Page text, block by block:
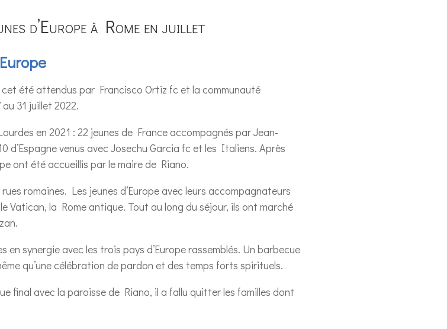
d’Europe à Rome en juillet
cet été attendus par Francisco Ortiz fc et la communauté
31 juillet 2022.
en 2021 : 22 jeunes de France accompagnés par Jean-
d’Espagne venus avec Josechu Garcia fc et les Italiens. Après
ont été accueillis par le maire de Riano.
romaines. Les jeunes d’Europe avec leurs accompagnateurs
Vatican, la Rome antique. Tout au long du séjour, ils ont marché
synergie avec les trois pays d’Europe rassemblés. Un barbecue
qu’une célébration de pardon et des temps forts spirituels.
final avec la paroisse de Riano, il a fallu quitter les familles dont